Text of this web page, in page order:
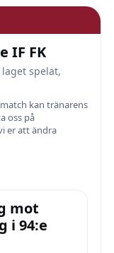
IF FK
spelat,
kan tränarens
oss på
er att ändra
mot
i 94:e